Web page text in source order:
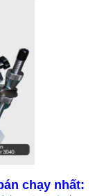
chạy nhất: